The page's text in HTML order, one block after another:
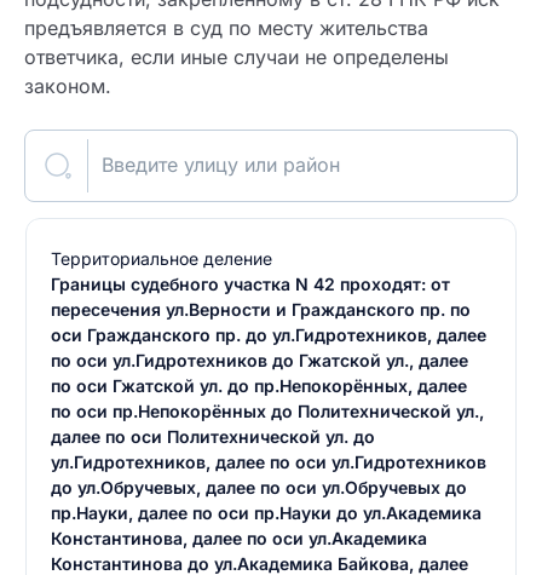
предъявляется в суд по месту жительства
ответчика, если иные случаи не определены
законом.
Введите улицу или район
Территориальное деление
Границы судебного участка N 42 проходят: от
пересечения ул.Верности и Гражданского пр. по
оси Гражданского пр. до ул.Гидротехников, далее
по оси ул.Гидротехников до Гжатской ул., далее
по оси Гжатской ул. до пр.Непокорённых, далее
по оси пр.Непокорённых до Политехнической ул.,
далее по оси Политехнической ул. до
ул.Гидротехников, далее по оси ул.Гидротехников
до ул.Обручевых, далее по оси ул.Обручевых до
пр.Науки, далее по оси пр.Науки до ул.Академика
Константинова, далее по оси ул.Академика
Константинова до ул.Академика Байкова, далее